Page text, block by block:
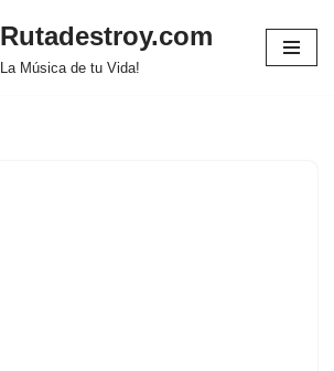
Rutadestroy.com
La Música de tu Vida!